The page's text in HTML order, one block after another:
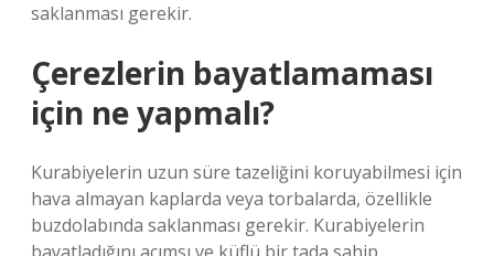
saklanması gerekir.
Çerezlerin bayatlamaması
için ne yapmalı?
Kurabiyelerin uzun süre tazeliğini koruyabilmesi için
hava almayan kaplarda veya torbalarda, özellikle
buzdolabında saklanması gerekir. Kurabiyelerin